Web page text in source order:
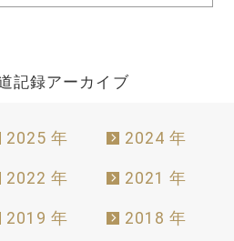
記録アーカイブ
2025 年 2024 年
2022 年 2021 年
2019 年 2018 年